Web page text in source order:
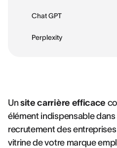
Chat GPT
Perplexity
Unsite carrière efficace
élément indispensable
recrutement des
vitrine de votre marque